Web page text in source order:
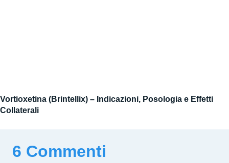
Vortioxetina (Brintellix) – Indicazioni, Posologia e Effetti
Collaterali
6 Commenti